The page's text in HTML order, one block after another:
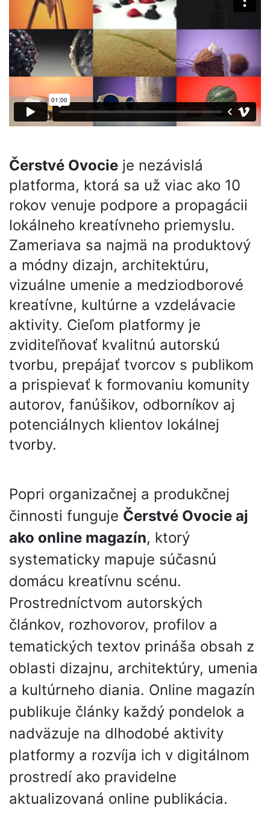
Čerstvé Ovocie je nezávislá
platforma, ktorá sa už viac ako 10
rokov venuje podpore a propagácii
lokálneho kreatívneho priemyslu.
Zameriava sa najmä na produktový
a módny dizajn, architektúru,
vizuálne umenie a medziodborové
kreatívne, kultúrne a vzdelávacie
aktivity. Cieľom platformy je
zviditeľňovať kvalitnú autorskú
tvorbu, prepájať tvorcov s publikom
a prispievať k formovaniu komunity
autorov, fanúšikov, odborníkov aj
potenciálnych klientov lokálnej
tvorby.
Popri organizačnej a produkčnej
činnosti funguje Čerstvé Ovocie aj
ako online magazín, ktorý
systematicky mapuje súčasnú
domácu kreatívnu scénu.
Prostredníctvom autorských
článkov, rozhovorov, profilov a
tematických textov prináša obsah z
oblasti dizajnu, architektúry, umenia
a kultúrneho diania. Online magazín
publikuje články každý pondelok a
nadväzuje na dlhodobé aktivity
platformy a rozvíja ich v digitálnom
prostredí ako pravidelne
aktualizovaná online publikácia.